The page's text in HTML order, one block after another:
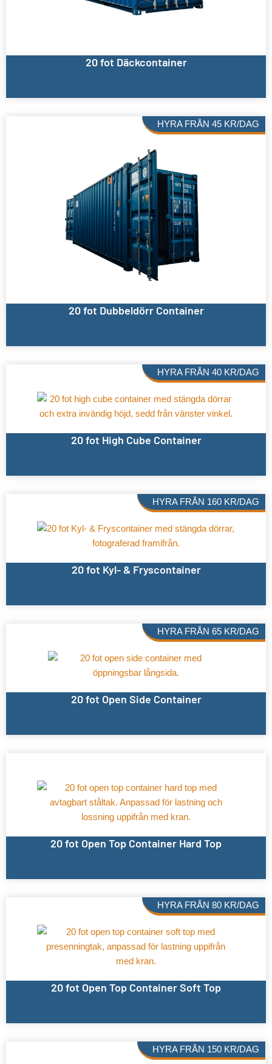
20 fot Däckcontainer
HYRA FRÅN 45 KR/DAG
20 fot Dubbeldörr Container
HYRA FRÅN 40 KR/DAG
20 fot High Cube Container
HYRA FRÅN 160 KR/DAG
20 fot Kyl- & Fryscontainer
HYRA FRÅN 65 KR/DAG
20 fot Open Side Container
20 fot Open Top Container Hard Top
HYRA FRÅN 80 KR/DAG
20 fot Open Top Container Soft Top
HYRA FRÅN 150 KR/DAG